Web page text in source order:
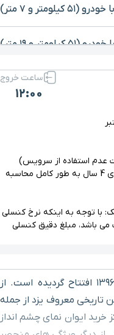
ساعت خروج
12:00
زیر 4 سال (درصورت عدم استفاده از سرویس)
رایگان می‌باشد و هزینه‌ی اقامت کودک بالای 4 سال به طور کامل محاسبه
با توجه به اینکه نرخ کنسلی
باشد، مبلغ دقیق کنسلی
هتل سه ستاره مهربد فیروزه در سال ۱۳۹۶ افتتاح گردیده است. از
تاریخی معروف یزد از جمله
خرید ایوان نمای چشم انداز